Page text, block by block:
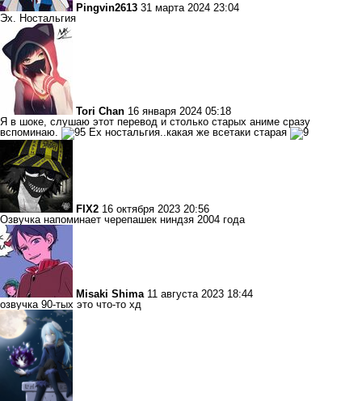
Pingvin2613 31 марта 2024 23:04
Эх. Ностальгия
Tori Chan 16 января 2024 05:18
Я в шоке, слушаю этот перевод и столько старых аниме сразу
вспоминаю.
Ех ностальгия..какая же всетаки старая
FIX2 16 октября 2023 20:56
Озвучка напоминает черепашек ниндзя 2004 года
Misaki Shima 11 августа 2023 18:44
озвучка 90-тых это что-то хд